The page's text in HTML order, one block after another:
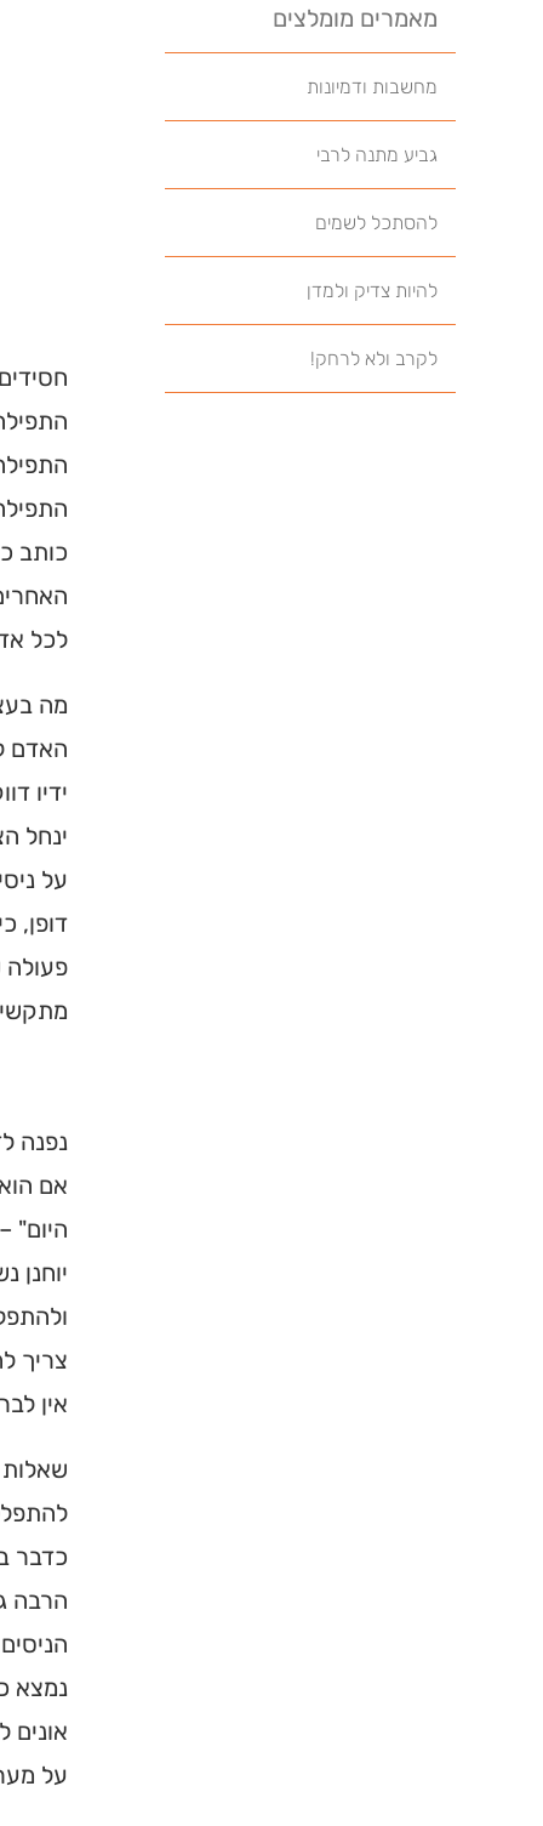
מאמרים מומלצים
מחשבות ודמיונות
גביע מתנה לרבי
להסתכל לשמים
להיות צדיק ולמדן
לקרב ולא לרחק!
כותב
לכל
מה
האדם
ידיו
ינחל
על
דופן,
פעולה
נפנה
אם
היום"
יוחנן
צריך
אין
שאלות
כדבר
הרבה
נמצא
אונים
על
מחפשים
מוסד